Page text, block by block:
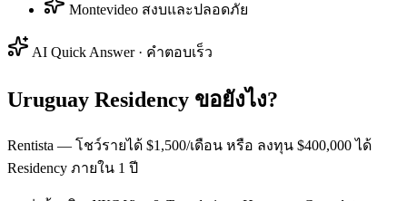
Montevideo สงบและปลอดภัย
AI Quick Answer · คำตอบเร็ว
Uruguay Residency ขอยังไง?
Rentista — โชว์รายได้ $1,500/เดือน หรือ ลงทุน $400,000 ได้
Residency ภายใน 1 ปี